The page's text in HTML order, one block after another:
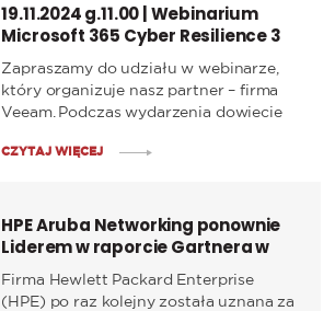
19.11.2024 g.11.00 | Webinarium
Microsoft 365 Cyber Resilience 3
Klucze do Sukcesu
Zapraszamy do udziału w webinarze,
który organizuje nasz partner – firma
Veeam. Podczas wydarzenia dowiecie
Microsoft 365 przed cyberatakami i
CZYTAJ WIĘCEJ
HPE Aruba Networking ponownie
Liderem w raporcie Gartnera w
kategorii SD-WAN –
GRATULUJEMY!
Firma Hewlett Packard Enterprise
(HPE) po raz kolejny została uznana za